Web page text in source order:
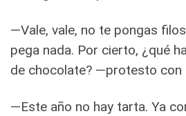
—Vale, vale, no te pongas
pega nada. Por cierto, ¿qué
de chocolate? —protesto con
—Este año no hay tarta. Ya